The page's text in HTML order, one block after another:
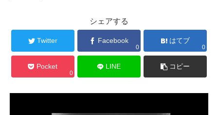
シェアする
Twitter Facebook
0
はてブ
0
Pocket
0
LINE コピー